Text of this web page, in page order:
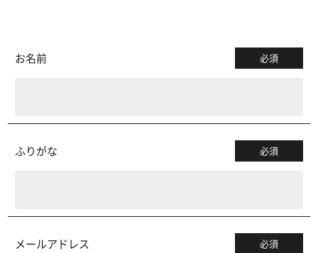
お名前 必須
ふりがな 必須
メールアドレス 必須